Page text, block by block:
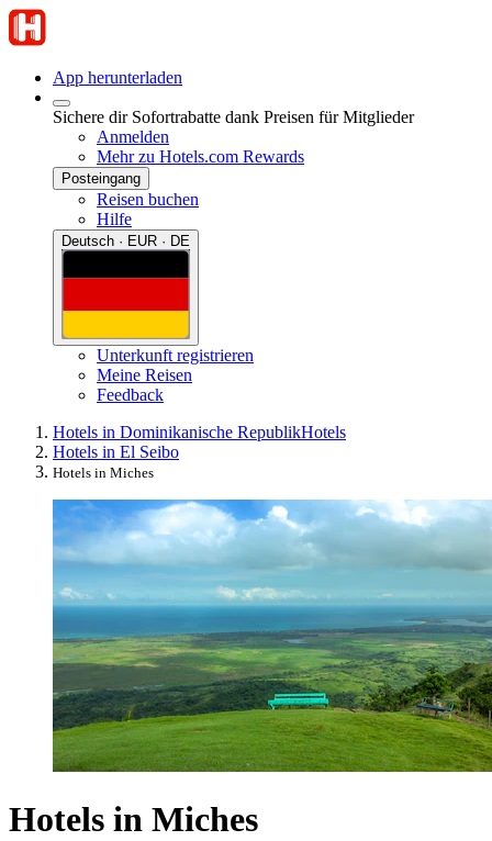
App herunterladen
Sichere dir Sofortrabatte dank Preisen für Mitglieder
Anmelden
Mehr zu Hotels.com Rewards
Posteingang
Reisen buchen
Hilfe
Deutsch · EUR · DE
Unterkunft registrieren
Meine Reisen
Feedback
Hotels in Dominikanische RepublikHotels
Hotels in El Seibo
Hotels in Miches
Hotels in Miches